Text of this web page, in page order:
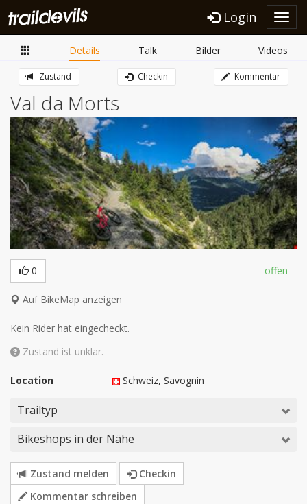
Login
Details Talk Bilder Videos
Zustand Checkin Kommentar
Val da Morts
0 offen
Auf BikeMap anzeigen
Kein Rider hat eingecheckt.
Zustand ist unklar.
Location Schweiz, Savognin
Trailtyp
Bikeshops in der Nähe
Zustand melden
Checkin
Kommentar schreiben